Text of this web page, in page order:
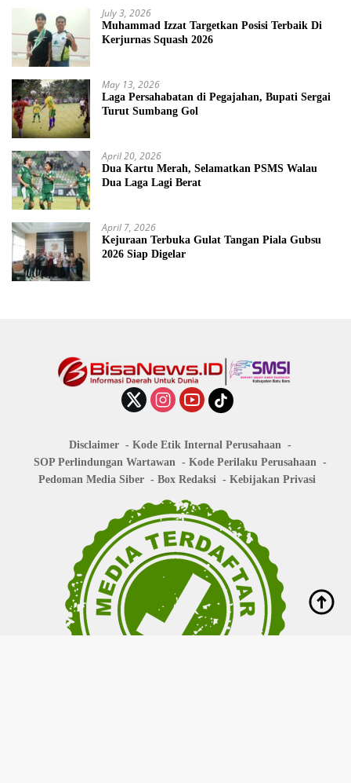
July 3, 2026
Muhammad Izzat Targetkan Posisi Terbaik Di
Kerjurnas Squash 2026
May 13, 2026
Laga Persahabatan di Pegajahan, Bupati Sergai
Turut Sumbang Gol
April 20, 2026
Dua Kartu Merah, Selamatkan PSMS Walau
Dua Laga Lagi Berat
April 7, 2026
Kejuraan Terbuka Gulat Tangan Piala Gubsu
2026 Siap Digelar
Disclaimer
Kode Etik Internal Perusahaan
SOP Perlindungan Wartawan
Kode Perilaku Perusahaan
Pedoman Media Siber
Box Redaksi Kebijakan Privasi